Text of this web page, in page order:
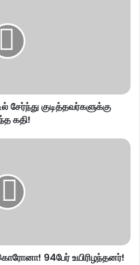
சேர்ந்து குடித்தவர்களுக்கு
கதி!
94பேர் உயிரிழந்தனர்!